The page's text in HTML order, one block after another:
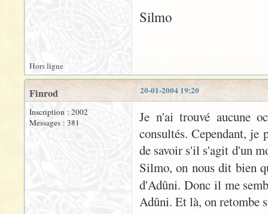
Silmo
Hors ligne
20-01-2004 19:20
Finrod
Inscription : 2002
Messages : 381
Je n'ai trouvé aucune
consultés. Cependant, je
de savoir s'il s'agit d'un
Silmo, on nous dit bien
d'Adûni. Donc il me
Adûni. Et là, on retombe